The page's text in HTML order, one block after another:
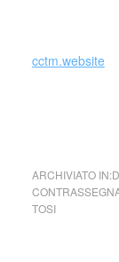
cctm.website
ARCHIVIATO IN:
TOSI